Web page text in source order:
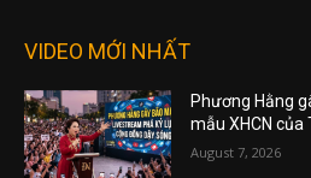
VIDEO MỚI NHẤT
Phương Hằng
mẫu XHCN của
August 7, 2026